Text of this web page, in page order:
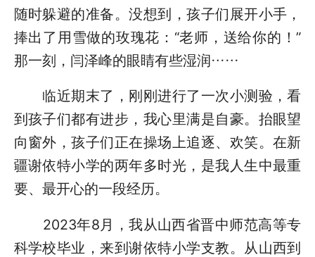
随时躲避的准备。没想到，孩子们展开小手，
捧出了用雪做的玫瑰花：“老师，送给你的！”
那一刻，闫泽峰的眼睛有些湿润……
临近期末了，刚刚进行了一次小测验，看
到孩子们都有进步，我心里满是自豪。抬眼望
向窗外，孩子们正在操场上追逐、欢笑。在新
疆谢依特小学的两年多时光，是我人生中最重
要、最开心的一段经历。
2023年8月，我从山西省晋中师范高等专
科学校毕业，来到谢依特小学支教。从山西到